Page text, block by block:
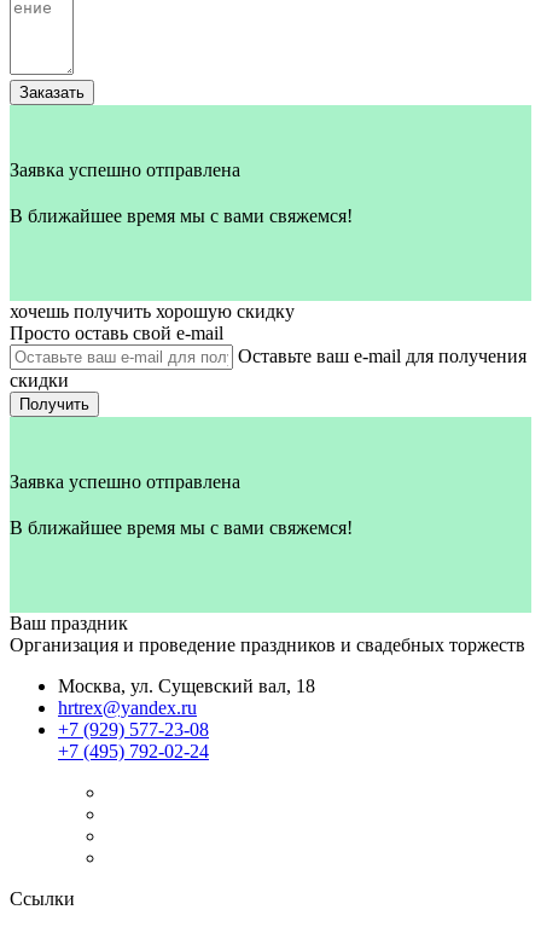
Заказать
Заявка успешно отправлена
В ближайшее время мы с вами свяжемся!
хочешь получить хорошую скидку
Просто оставь свой e‑mail
Оставьте ваш e-mail для получения
скидки
Получить
Заявка успешно отправлена
В ближайшее время мы с вами свяжемся!
Ваш праздник
Организация и проведение праздников и свадебных торжеств
Москва, ул. Сущевский вал, 18
hrtrex@yandex.ru
+7 (929) 577-23-08
+7 (495) 792-02-24
Ссылки